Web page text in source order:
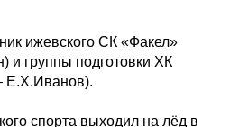
ижевского СК «Факел»
и группы подготовки ХК
Е.Х.Иванов).
спорта выходил на лёд в